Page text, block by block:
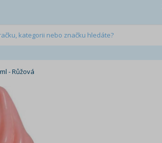
- Růžová